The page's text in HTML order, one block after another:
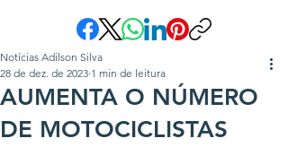
AUMENTA O NÚMERO
DE MOTOCICLISTAS
Notícias Adilson Silva
28 de dez. de 2023 1 min de leitura